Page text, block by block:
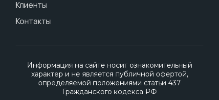
Персонал на строительные объекты
Персонал на вахту
Подбор персонала
Клиенты
Цены
Контакты
Информация на сайте носит ознакомительный
характер и не является публичной офертой,
определяемой положениями статьи 437
Гражданского кодекса РФ